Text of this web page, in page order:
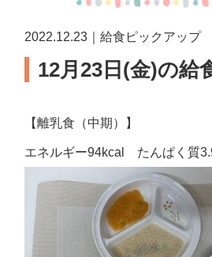
2022.12.23｜給食ピックアップ
12月23日(金)の給
【離乳食（中期）】
エネルギー94kcal たんぱく質